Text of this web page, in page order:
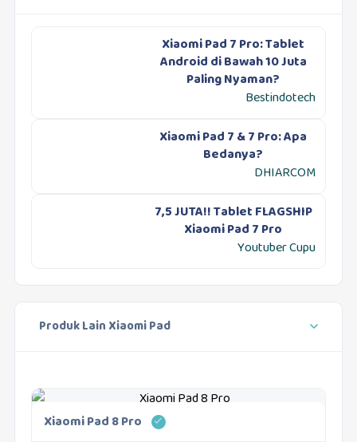
Xiaomi Pad 7 Pro: Tablet
Android di Bawah 10 Juta
Paling Nyaman?
Bestindotech
Xiaomi Pad 7 & 7 Pro: Apa
Bedanya?
DHIARCOM
7,5 JUTA!! Tablet FLAGSHIP
Xiaomi Pad 7 Pro
Youtuber Cupu
Produk Lain Xiaomi Pad
Xiaomi Pad 8 Pro